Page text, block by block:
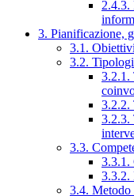
2.4.3.
3. Pianificazione,
3.1.
3.2.
3.2.1.
3.2.2.
3.2.3.
3.3.
3.3.1.
3.3.2.
3.4.